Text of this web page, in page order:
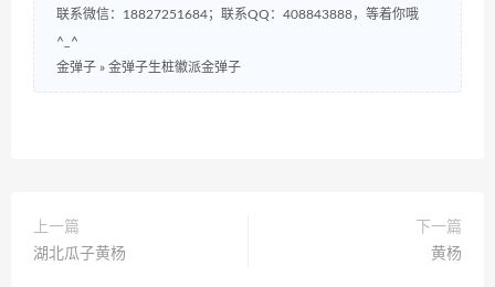
联系微信：18827251684；联系QQ：408843888，等着你哦
^_^
金弹子 » 金弹子生桩徽派金弹子
上一篇
湖北瓜子黄杨
下一篇
黄杨